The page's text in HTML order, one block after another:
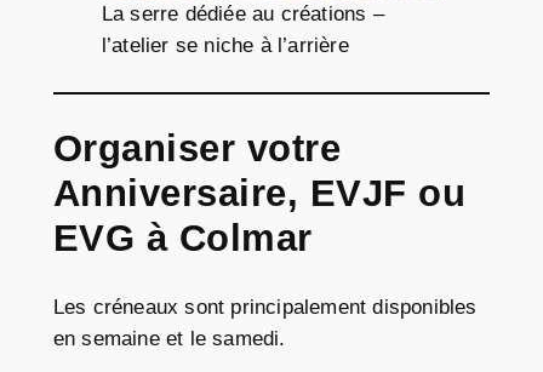
La serre dédiée au créations –
l’atelier se niche à l’arrière
Organiser votre
Anniversaire, EVJF ou
EVG à Colmar
Les créneaux sont principalement disponibles
en semaine et le samedi.